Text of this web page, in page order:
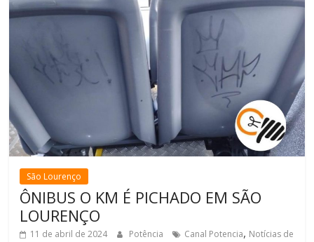
São Lourenço
ÔNIBUS O KM É PICHADO EM SÃO
LOURENÇO
11 de abril de 2024 Potência Canal Potencia, Notícias de